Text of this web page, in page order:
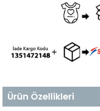
Ürün Özellikleri